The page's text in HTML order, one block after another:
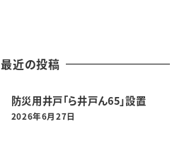
最近の投稿
防災用井戸「ら井戸ん65」設置
投稿日
2026年6月27日